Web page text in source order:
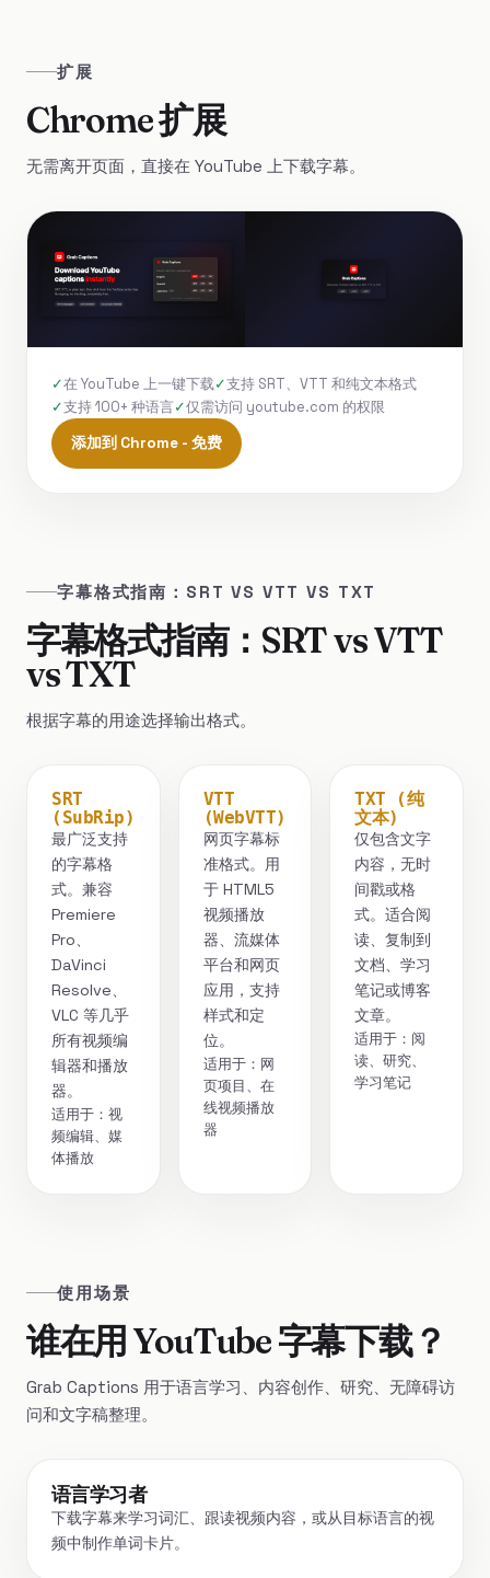
扩展
Chrome 扩展
无需离开页面，直接在 YouTube 上下载字幕。
在 YouTube 上一键下载
支持 SRT、VTT 和纯文本格式
支持 100+ 种语言
仅需访问 youtube.com 的权限
添加到 Chrome - 免费
字幕格式指南：SRT VS VTT VS TXT
字幕格式指南：SRT vs VTT
vs TXT
根据字幕的用途选择输出格式。
SRT
(SubRip)
最广泛支持
的字幕格
式。兼容
Premiere
Pro、
DaVinci
Resolve、
VLC 等几乎
所有视频编
辑器和播放
器。
适用于：视
频编辑、媒
体播放
VTT
(WebVTT)
网页字幕标
准格式。用
于 HTML5
视频播放
器、流媒体
平台和网页
应用，支持
样式和定
位。
适用于：网
页项目、在
线视频播放
器
TXT (纯
文本)
仅包含文字
内容，无时
间戳或格
式。适合阅
读、复制到
文档、学习
笔记或博客
文章。
适用于：阅
读、研究、
学习笔记
使用场景
谁在用 YouTube 字幕下载？
Grab Captions 用于语言学习、内容创作、研究、无障碍访
问和文字稿整理。
语言学习者
下载字幕来学习词汇、跟读视频内容，或从目标语言的视
频中制作单词卡片。